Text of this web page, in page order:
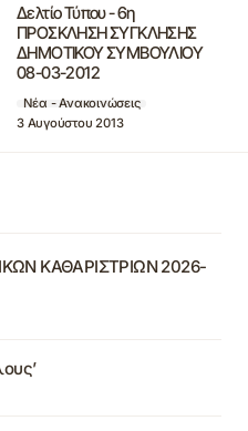
Δελτίο Τύπου - 6η
ΠΡΟΣΚΛΗΣΗ ΣΥΓΚΛΗΣΗΣ
ΔΗΜΟΤΙΚΟΥ ΣΥΜΒΟΥΛΙΟΥ
08-03-2012
Νέα - Ανακοινώσεις
3 Αυγούστου 2013
ΚΑΘΑΡΙΣΤΡΙΩΝ 2026-